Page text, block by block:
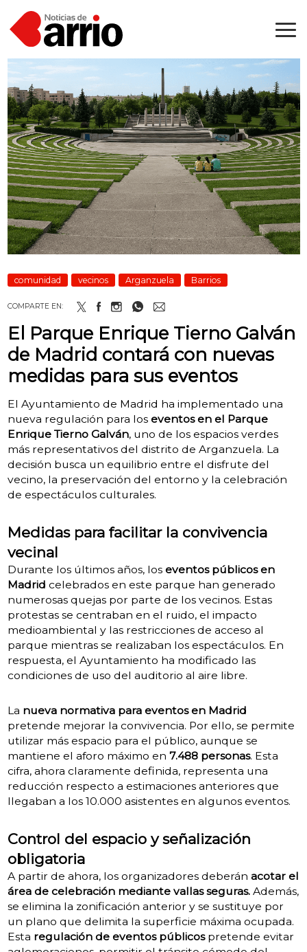
comunidad vecinos Arganzuela Barrios
COMPARTE EN:
El Parque Enrique Tierno Galván
de Madrid contará con nuevas
medidas para sus eventos
El Ayuntamiento de Madrid ha implementado una
nueva regulación para los eventos en el Parque
Enrique Tierno Galván, uno de los espacios verdes
más representativos del distrito de Arganzuela. La
decisión busca un equilibrio entre el disfrute del
vecino, la preservación del entorno y la celebración
de espectáculos culturales.
Medidas para facilitar la convivencia
vecinal
Durante los últimos años, los eventos públicos en
Madrid celebrados en este parque han generado
numerosas quejas por parte de los vecinos. Estas
protestas se centraban en el ruido, el impacto
medioambiental y las restricciones de acceso al
parque mientras se realizaban los espectáculos. En
respuesta, el Ayuntamiento ha modificado las
condiciones de uso del auditorio al aire libre.
La nueva normativa para eventos en Madrid
pretende mejorar la convivencia. Por ello, se permite
utilizar más espacio para el público, aunque se
mantiene el aforo máximo en 7.488 personas. Esta
cifra, ahora claramente definida, representa una
reducción respecto a estimaciones anteriores que
llegaban a los 10.000 asistentes en algunos eventos.
Control del espacio y señalización
obligatoria
A partir de ahora, los organizadores deberán acotar el
área de celebración mediante vallas seguras.Además,
se elimina la zonificación anterior y se sustituye por
un plano que delimita la superficie máxima ocupada.
Esta regulación de eventos públicospretende evitar